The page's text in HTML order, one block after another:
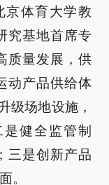
京体育大学教
究基地首席专
质量发展，供
动产品供给体
级场地设施，
健全监管制
三是创新产品
。